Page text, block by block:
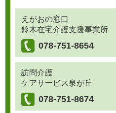
えがおの窓口
鈴木在宅介護支援事業所
078-751-8654
訪問介護
ケアサービス泉が丘
078-751-8674